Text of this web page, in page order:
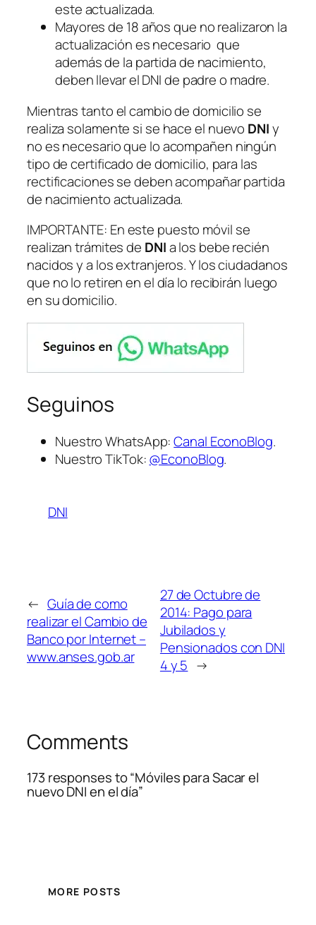
este actualizada.
Mayores de 18 años que no realizaron la
actualización es necesario que
además de la partida de nacimiento,
deben llevar el DNI de padre o madre.
Mientras tanto el cambio de domicilio se
realiza solamente si se hace el nuevo DNIy
no es necesario que lo acompañen ningún
tipo de certificado de domicilio, para las
rectificaciones se deben acompañar partida
de nacimiento actualizada.
IMPORTANTE: En este puesto móvil se
realizan trámites de DNIa los bebe recién
nacidos y a los extranjeros. Y los ciudadanos
que no lo retiren en el día lo recibirán luego
en su domicilio.
Seguinos
Nuestro WhatsApp:Canal EconoBlog.
Nuestro TikTok:@EconoBlog.
DNI
← Guía de como
realizar el Cambio de
Banco por Internet –
www.anses.gob.ar
27 de Octubre de
2014: Pago para
Jubilados y
Pensionados con DNI
4 y 5 →
Comments
173 responses to “Móviles para Sacar el
nuevo DNI en el día”
MORE POSTS